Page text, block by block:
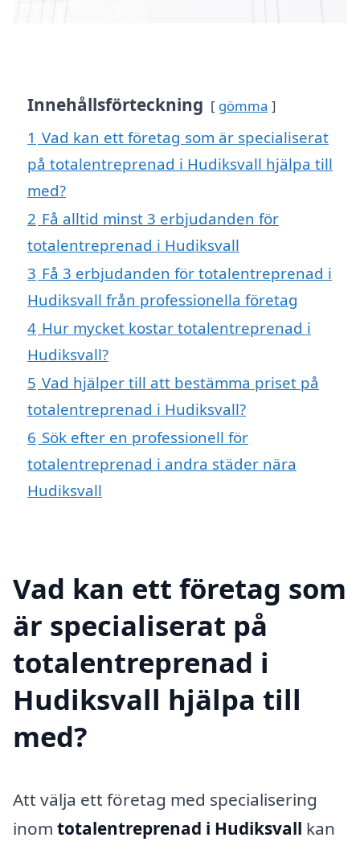
Innehållsförteckning gömma
1 Vad kan ett företag som är specialiserat
på totalentreprenad i Hudiksvall hjälpa till
med?
2 Få alltid minst 3 erbjudanden för
totalentreprenad i Hudiksvall
3 Få 3 erbjudanden för totalentreprenad i
Hudiksvall från professionella företag
4 Hur mycket kostar totalentreprenad i
Hudiksvall?
5 Vad hjälper till att bestämma priset på
totalentreprenad i Hudiksvall?
6 Sök efter en professionell för
totalentreprenad i andra städer nära
Hudiksvall
Vad kan ett företag som
är specialiserat på
totalentreprenad i
Hudiksvall hjälpa till
med?
Att välja ett företag med specialisering
inom totalentreprenad i Hudiksvall kan